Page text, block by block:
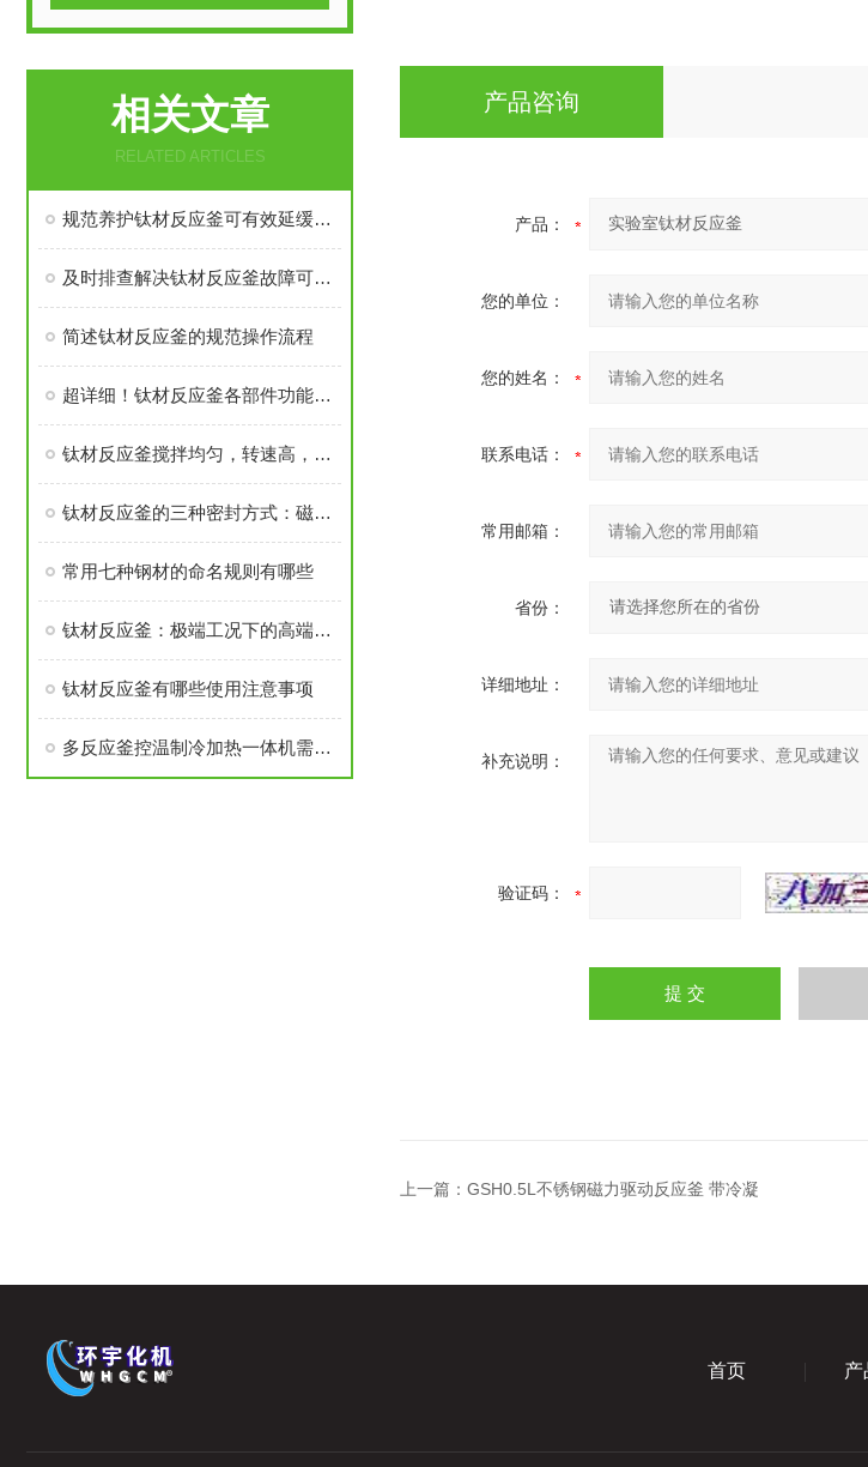
相关文章
RELATED ARTICLES
规范养护钛材反应釜可有效延缓部件损耗
及时排查解决钛材反应釜故障可有效维护的运行状态
简述钛材反应釜的规范操作流程
超详细！钛材反应釜各部件功能特点全分享
钛材反应釜搅拌均匀，转速高，可搅拌粘度不大的物料
钛材反应釜的三种密封方式：磁力密封，机械密封，填料密封
常用七种钢材的命名规则有哪些
钛材反应釜：极端工况下的高端化工装备核心之选
钛材反应釜有哪些使用注意事项
多反应釜控温制冷加热一体机需注意安装过程有那些
产品咨询
产品：
您的单位：
您的姓名：
联系电话：
常用邮箱：
省份：
详细地址：
补充说明：
验证码：
上一篇： GSH0.5L不锈钢磁力驱动反应釜 带冷凝
首页 产